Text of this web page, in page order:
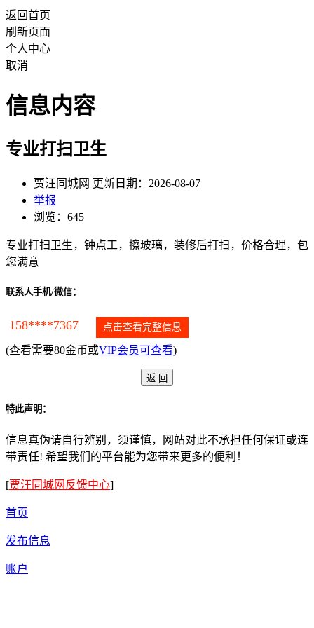
返回首页
刷新页面
个人中心
取消
信息内容
专业打扫卫生
贾汪同城网 更新日期：2026-08-07
举报
浏览：645
专业打扫卫生，钟点工，擦玻璃，装修后打扫，价格合理，包
您满意
联系人手机/微信：
158****7367 点击查看完整信息
(查看需要80金币或VIP会员可查看)
特此声明：
信息真伪请自行辨别，须谨慎，网站对此不承担任何保证或连
带责任! 希望我们的平台能为您带来更多的便利！
[贾汪同城网反馈中心]
首页
发布信息
账户